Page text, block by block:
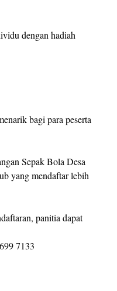
dengan hadiah
bagi para peserta
Sepak Bola Desa
yang mendaftar lebih
panitia dapat
7133